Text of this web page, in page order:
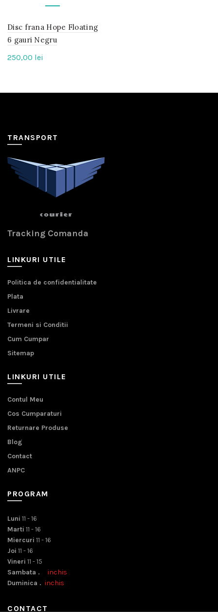
IN
STOC
Disc frana Hope Floating
6 gauri Negru
250,00 lei
TRANSPORT
Tracking Comanda
LINKURI UTILE
Politica de confidentialitate
Plata
Livrare
Termeni si Conditii
Cum Cumpar
Sitemap
LINKURI UTILE
Contul Meu
Cos Cumparaturi
Returnare Produse
Blog
Contact
ANPC
PROGRAM
Luni 11 - 16
Marti 11 - 16
Miercuri 11 - 16
Joi 11 - 16
Vineri 11 - 15
Sambata . inchis
Duminica . inchis
CONTACT